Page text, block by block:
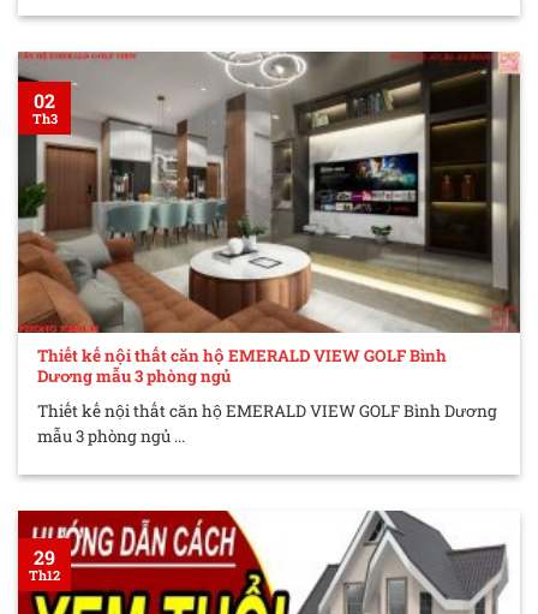
Thiết kế nội thất căn hộ EMERALD VIEW GOLF Bình
Dương mẫu 3 phòng ngủ
Thiết kế nội thất căn hộ EMERALD VIEW GOLF Bình Dương
mẫu 3 phòng ngủ ...
02
Th3
29
Th12